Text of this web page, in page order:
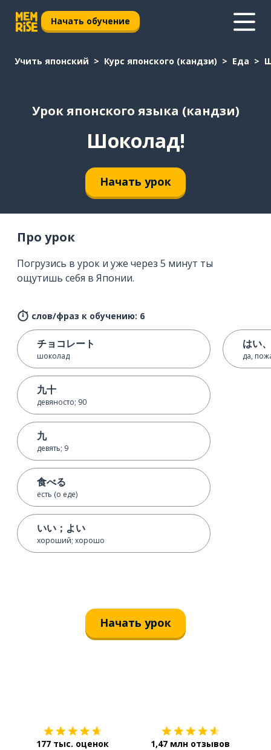
Начать обучение
Учить японский Курс японского (кандзи) Еда
Урок японского языка (кандзи)
Шоколад!
Начать урок
Про урок
Погрузись в урок и уже через 5 минут ты
ощутишь себя в Японии.
слов/фраз к обучению: 6
チョコレート
шоколад
九十
девяносто; 90
九
девять; 9
食べる
есть (о еде)
いい；よい
хороший; хорошо
はい
да,
Начать урок
177 тыс. оценок 1,47 млн отзывов